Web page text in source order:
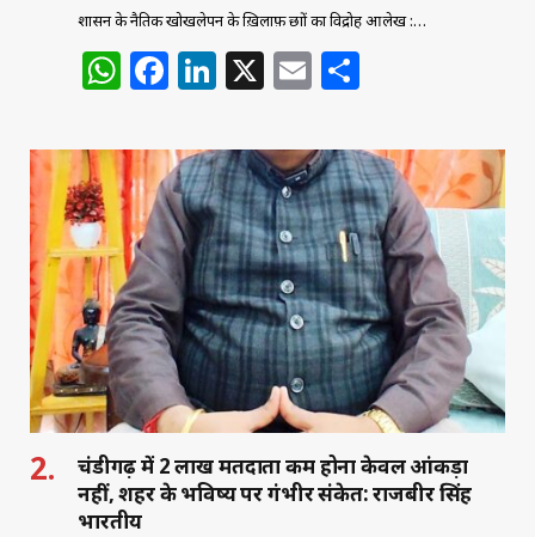
शासन के नैतिक खोखलेपन के ख़िलाफ़ छात्रों का विद्रोह आलेख :…
W
at
s
A
p
p
F
c
e
b
o
o
k
Li
k
e
dI
n
X E
ai
l
ar
e
चंडीगढ़ में 2 लाख मतदाता कम होना केवल आंकड़ा
नहीं, शहर के भविष्य पर गंभीर संकेत: राजबीर सिंह
भारतीय